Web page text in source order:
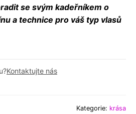
se svým kadeřníkem o
a technice pro váš typ vlasů
Kontaktujte nás
Kategorie: krása